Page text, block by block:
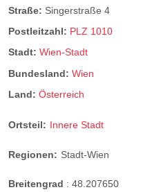
Straße: Singerstraße 4
Postleitzahl: PLZ 1010
Stadt: Wien-Stadt
Bundesland: Wien
Land: Österreich
Ortsteil: Innere Stadt
Regionen: Stadt-Wien
Breitengrad : 48.207650